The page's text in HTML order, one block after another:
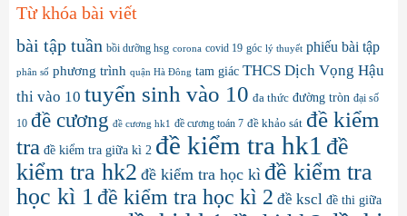
Từ khóa bài viết
bài tập tuần bồi dưỡng hsg corona covid 19 góc lý thuyết phiếu bài tập
phân số phương trình quận Hà Đông tam giác THCS Dịch Vọng Hậu
thi vào 10 tuyển sinh vào 10 đa thức đường tròn đại số
10 đề cương đề cương hk1 đề cương toán 7 đề khảo sát đề kiểm
tra đề kiểm tra giữa kì 2 đề kiểm tra hk1 đề
kiểm tra hk2 đề kiểm tra học kì đề kiểm tra
học kì 1đề kiểm tra học kì 2 đề kscl đề thi giữa